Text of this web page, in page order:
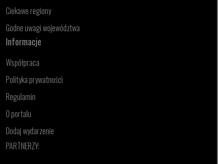
Ciekawe regiony
Godne uwagi województwa
Informacje
Współpraca
Polityka prywatności
Regulamin
O portalu
Dodaj wydarzenie
PARTNERZY: